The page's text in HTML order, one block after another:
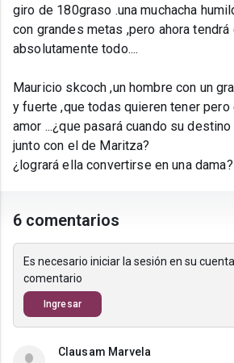
giro de 180graso .una muchacha
con grandes metas ,pero ahora tendrá
absolutamente todo....
Mauricio skcoch ,un hombre con un
y fuerte ,que todas quieren tener pero
amor ...¿que pasará cuando su
junto con el de Maritza?
¿logrará ella convertirse en una dama?
6 comentarios
Es necesario iniciar la sesión en su
comentario
Ingresar
Clausam Marvela